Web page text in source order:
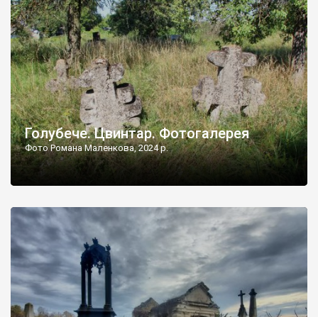
делікатес. На цвинтарі у Голубечому ціла колекція
різноманітних форм хрестів. Село відносно невелике, […]
Голубече. Цвинтар. Фотогалерея
Фото Романа Маленкова, 2024 р.